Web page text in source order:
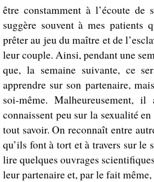
être constamment à l’écoute
suggère souvent à mes patients
prêter au jeu du maître et de
leur couple. Ainsi, pendant une
que, la semaine suivante, ce
apprendre sur son partenaire,
soi-même. Malheureusement,
connaissent peu sur la sexualité
tout savoir. On reconnaît entre
qu’ils font à tort et à travers sur le
lire quelques ouvrages
leur partenaire et, par le fait